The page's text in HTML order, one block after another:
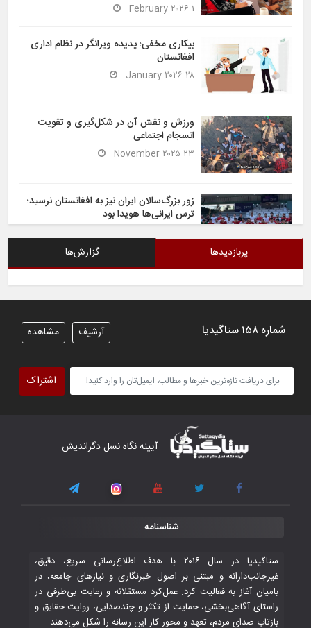
۱ February ۲۰۲۶
بیکاری مخفی؛ پدیده ویرانگر در نظام اداری
افغانستان
۲۸ January ۲۰۲۶
ورزش و نقش آن در شکل‌گیری و تقویت
انسجام اجتماعی
۲۳ November ۲۰۲۵
زور بزرگ‌سالان ایران نیز به افغانستان نرسید؛
ترس ایرانی‌ها هویدا بود
پیروزی قاطع در برابر تاجیکستان محکم
برداشت
کار دشوار تیم ملی فوتسال افغانستان در
گروه مرگ بازی‌های همبستگی کشورهای
اسلامی
تاریخی ایران
جوانان فوتسالیست کشور با گلباران تایلند به
فینال رفتند
پربازدیدها گزارش‌ها
شماره ۱۵۸ ستاگیدیا مشاهده آرشیف
اشتراک
آیینه نگاه نسل دگراندیش
شناسنامه
ستاگیدیا در سال ۲۰۱۶ با هدف اطلاع‌رسانی سریع، دقیق،
غیرجانب‌دارانه و مبتنی بر اصول خبرنگاری و نیازهای جامعه، در
بامیان آغاز به فعالیت کرد. عمل‌کرد مستقلانه و رعایت بی‌طرفی در
راستای آگاهی‌بخشی، حمایت از تکثر و چندصدایی، روایت حقایق و
بازتاب صدای مردم، تعهد و محور کار این رسانه را شکل می‌دهند.